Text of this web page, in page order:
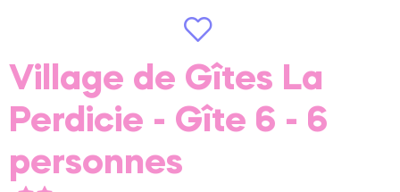
Village de Gîtes La
Perdicie - Gîte 6 - 6
personnes